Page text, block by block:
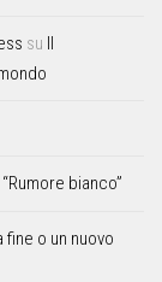
su
bianco”
o un nuovo